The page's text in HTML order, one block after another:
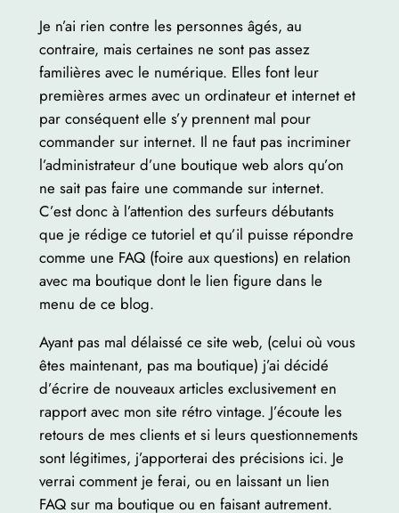
Je n’ai rien contre les personnes âgés, au
contraire, mais certaines ne sont pas assez
familières avec le numérique. Elles font leur
premières armes avec un ordinateur et internet et
par conséquent elle s’y prennent mal pour
commander sur internet. Il ne faut pas incriminer
l’administrateur d’une boutique web alors qu’on
ne sait pas faire une commande sur internet.
C’est donc à l’attention des surfeurs débutants
que je rédige ce tutoriel et qu’il puisse répondre
comme une FAQ (foire aux questions) en relation
avec ma boutique dont le lien figure dans le
menu de ce blog.
Ayant pas mal délaissé ce site web, (celui où vous
êtes maintenant, pas ma boutique) j’ai décidé
d’écrire de nouveaux articles exclusivement en
rapport avec mon site rétro vintage. J’écoute les
retours de mes clients et si leurs questionnements
sont légitimes, j’apporterai des précisions ici. Je
verrai comment je ferai, ou en laissant un lien
FAQ sur ma boutique ou en faisant autrement.